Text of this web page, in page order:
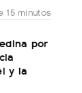
15 minutos
por
y la